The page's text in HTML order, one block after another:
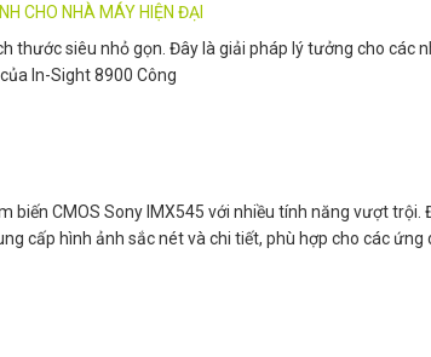
CHO NHÀ MÁY HIỆN ĐẠI
siêu nhỏ gọn. Đây là giải pháp lý tưởng cho các
In-Sight 8900 Công
CMOS Sony IMX545 với nhiều tính năng vượt trội.
cấp hình ảnh sắc nét và chi tiết, phù hợp cho các ứng